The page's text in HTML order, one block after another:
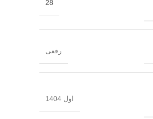
28
رقعی
اول 1404